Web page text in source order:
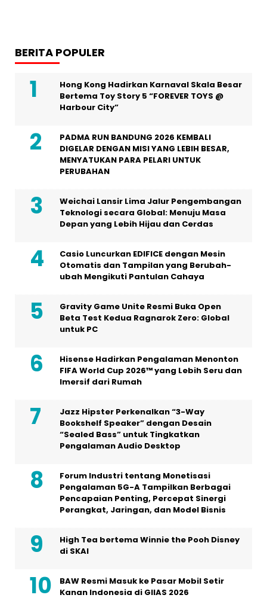
BERITA POPULER
Hong Kong Hadirkan Karnaval Skala Besar
Bertema Toy Story 5 “FOREVER TOYS @
Harbour City”
PADMA RUN BANDUNG 2026 KEMBALI
DIGELAR DENGAN MISI YANG LEBIH BESAR,
MENYATUKAN PARA PELARI UNTUK
PERUBAHAN
Weichai Lansir Lima Jalur Pengembangan
Teknologi secara Global: Menuju Masa
Depan yang Lebih Hijau dan Cerdas
Casio Luncurkan EDIFICE dengan Mesin
Otomatis dan Tampilan yang Berubah-
ubah Mengikuti Pantulan Cahaya
Gravity Game Unite Resmi Buka Open
Beta Test Kedua Ragnarok Zero: Global
untuk PC
Hisense Hadirkan Pengalaman Menonton
FIFA World Cup 2026™ yang Lebih Seru dan
Imersif dari Rumah
Jazz Hipster Perkenalkan “3-Way
Bookshelf Speaker” dengan Desain
“Sealed Bass” untuk Tingkatkan
Pengalaman Audio Desktop
Forum Industri tentang Monetisasi
Pengalaman 5G-A Tampilkan Berbagai
Pencapaian Penting, Percepat Sinergi
Perangkat, Jaringan, dan Model Bisnis
High Tea bertema Winnie the Pooh Disney
di SKAI
BAW Resmi Masuk ke Pasar Mobil Setir
Kanan Indonesia di GIIAS 2026